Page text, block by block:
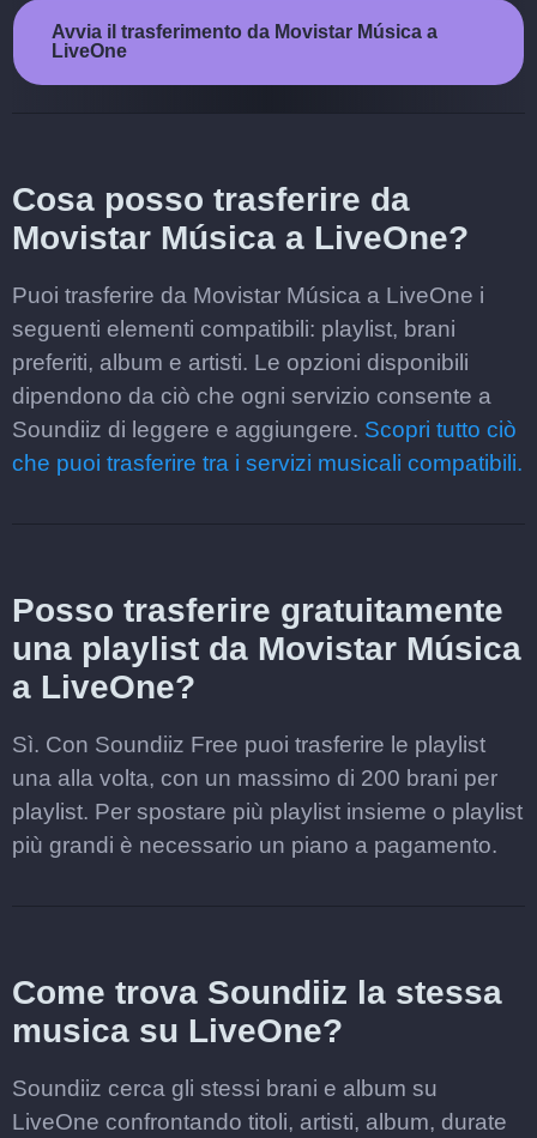
Avvia il trasferimento da Movistar Música a
LiveOne
Cosa posso trasferire da
Movistar Música a LiveOne?
Puoi trasferire da Movistar Música a LiveOne i
seguenti elementi compatibili: playlist, brani
preferiti, album e artisti. Le opzioni disponibili
dipendono da ciò che ogni servizio consente a
Soundiiz di leggere e aggiungere. Scopri tutto ciò
che puoi trasferire tra i servizi musicali compatibili.
Posso trasferire gratuitamente
una playlist da Movistar Música
a LiveOne?
Sì. Con Soundiiz Free puoi trasferire le playlist
una alla volta, con un massimo di 200 brani per
playlist. Per spostare più playlist insieme o playlist
più grandi è necessario un piano a pagamento.
Come trova Soundiiz la stessa
musica su LiveOne?
Soundiiz cerca gli stessi brani e album su
LiveOne confrontando titoli, artisti, album, durate